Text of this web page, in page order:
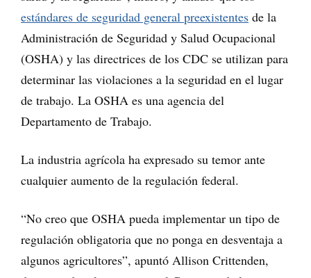
estándares de seguridad general preexistentes de la
Administración de Seguridad y Salud Ocupacional
(OSHA) y las directrices de los CDC se utilizan para
determinar las violaciones a la seguridad en el lugar
de trabajo. La OSHA es una agencia del
Departamento de Trabajo.
La industria agrícola ha expresado su temor ante
cualquier aumento de la regulación federal.
“No creo que OSHA pueda implementar un tipo de
regulación obligatoria que no ponga en desventaja a
algunos agricultores”, apuntó Allison Crittenden,